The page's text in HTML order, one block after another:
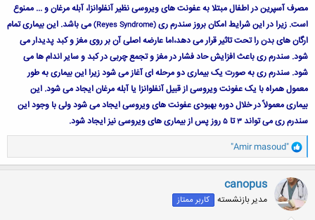
مصرف آسپرين در اطفال مبتلا به عفونت های ويروسی نظير آنفلوانزا، آبله مرغان و ... ممنوع
است. زيرا در اين شرايط امكان بروز سندرم ری(Reyes Syndrome)
می باشد. این بیماری تمام
ارگان های بدن را تحت تاثیر قرار می دهد،اما عارضه اصلی آن بر روی مغز و کبد پدیدار می
شود. سندرم ری باعث افزایش حاد فشار در مغز و تجمع چربی در کبد و سایر اندام ها می
شود. سندرم ری به صورت یک بیماری دو مرحله ای آغاز می شود زیرا این بیماری به طور
معمول همراه با یک عفونت ویروسی از قبیل آنفلوانزا یا آبله مرغان ایجاد می شود. این
بیماری معمولاً در خلال دوره بهبودی عفونت های ویروسی ایجاد می شود ولی با وجود این
سندرم ری می تواند3تا 5روز پس از بیماری های ویروسی نیز ایجاد شود.
و
ا
ک
ن
ش
ه
ا
"Amir masoud"
canopus
مدیر بازنشسته کاربر ممتاز